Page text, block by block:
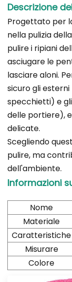
Descrizione
Progettato per
nella pulizia
pulire i ripiani
asciugare le
lasciare aloni.
sicuro gli
specchietti) e
delle portiere),
delicate.
Scegliendo
pulire, ma
dell'ambiente.
Informazioni
Nome
Materiale
Caratteristiche
Misurare
Colore